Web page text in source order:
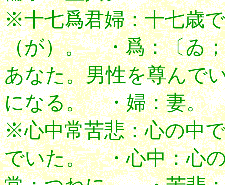
※十七爲君婦：十七歳
（が）。 ・爲：〔ゐ
あなた。男性を尊んで
になる。 ・婦：妻。
※心中常苦悲：心の中
でいた。 ・心中：心